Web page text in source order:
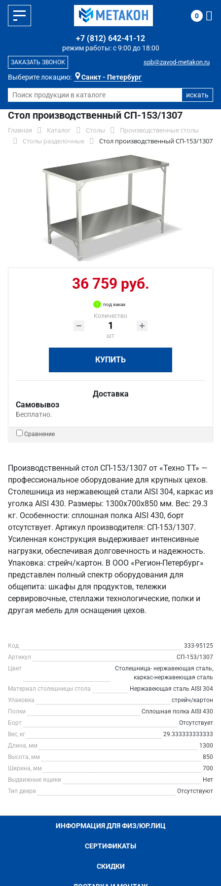
Выберите локацию: Санкт - Петербург
режим работы: с 9:00 до 18:00
+7 (812) 642-41-12
spb@zavod-metakon.ru
ЗАКАЗАТЬ ЗВОНОК
0
Стол производственный СП-153/1307
Главная Каталог Столы
Производственные столы
Столы разделочные
Стол производственный СП-153/1307
36 759 руб.
под заказ
Количество
шт
КУПИТЬ
Доставка
Самовывоз
Бесплатно.
Сравнение
Производственный стол СП-153/1307 от «Техно ТТ» —
профессиональное оборудование для крупных цехов.
Столешница из нержавеющей стали AISI 304, каркас из
уголка AISI 430. Размеры: 1300x700x850 мм. Вес: 29.3
кг. Особенности: сплошная полка AISI 430, борт
отсутствует. Артикул производителя: СП-153/1307.
Усиленная конструкция выдерживает интенсивные
нагрузки, обеспечивая долговечность и надежность.
Упаковка: стрейч/картон. В ООО «Регион-Петербург»
представлен полный спектр оборудования для
общепита: шкафы для продуктов, тележки
сервировочные, стеллажи технологические, полки и
другая мебель для оснащения цехов.
Код
333-95125
Артикул
СП-153/1307
Цвет
Столешница- нержавеющая сталь,
каркас-нержавеющая сталь
Материал столешницы стола
Нержавеющая сталь AISI 304
Упаковка
стрейч/картон
Полки
Сплошная полка AISI 430
Борт
Отсутствует
Вес, кг
29.333333333333
Длина, мм
1300
Высота, мм
850
Ширина, мм
700
Выдвижные ящики
Нет
Тип двери
Отсутствуют
ИНФОРМАЦИЯ ДЛЯ ФИЗ/ЮР.ЛИЦ
СЕРТИФИКАТЫ
СКИДКИ